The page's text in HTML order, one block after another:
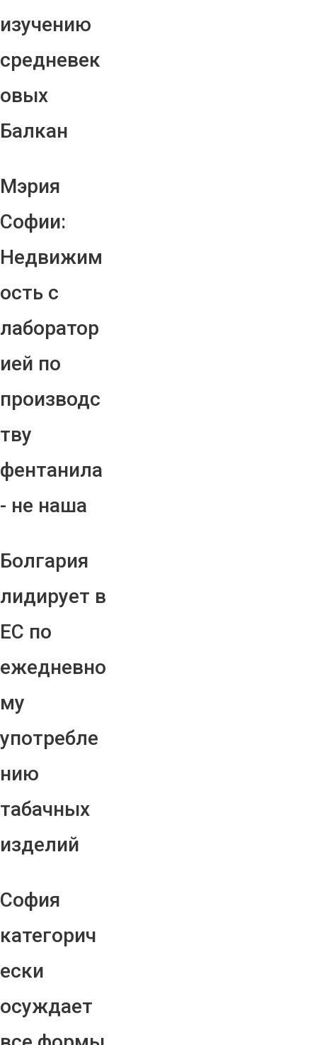
изучению
средневек
овых
Балкан
Мэрия
Софии:
Недвижим
ость с
лаборатор
ией по
производс
тву
фентанила
- не наша
Болгария
лидирует в
ЕС по
ежедневно
му
употребле
нию
табачных
изделий
София
категорич
ески
осуждает